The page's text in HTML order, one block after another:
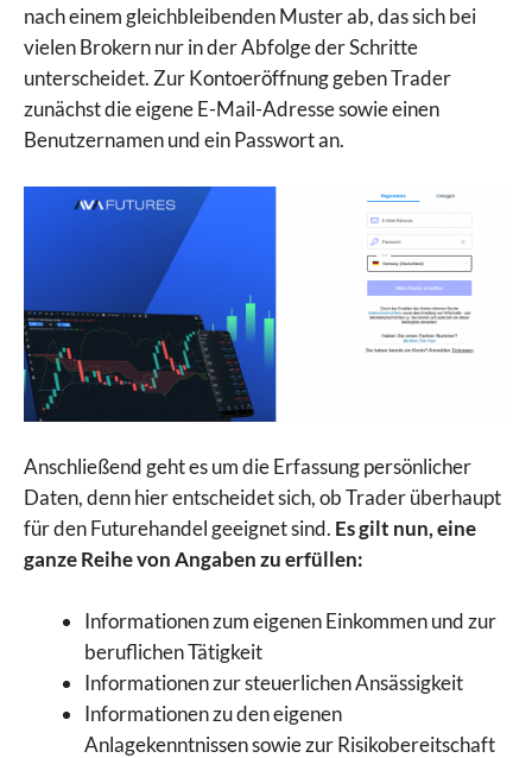
nach einem gleichbleibenden Muster ab, das sich bei
vielen Brokern nur in der Abfolge der Schritte
unterscheidet. Zur Kontoeröffnung geben Trader
zunächst die eigene E-Mail-Adresse sowie einen
Benutzernamen und ein Passwort an.
Anschließend geht es um die Erfassung persönlicher
Daten, denn hier entscheidet sich, ob Trader überhaupt
für den Futurehandel geeignet sind. Es gilt nun, eine
ganze Reihe von Angaben zu erfüllen:
Informationen zum eigenen Einkommen und zur
beruflichen Tätigkeit
Informationen zur steuerlichen Ansässigkeit
Informationen zu den eigenen
Anlagekenntnissen sowie zur Risikobereitschaft